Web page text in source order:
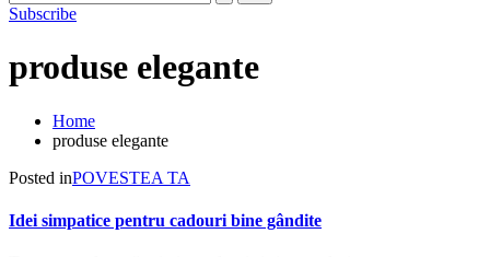
Subscribe
produse elegante
Home
produse elegante
Posted inPOVESTEA TA
Idei simpatice pentru cadouri bine gândite